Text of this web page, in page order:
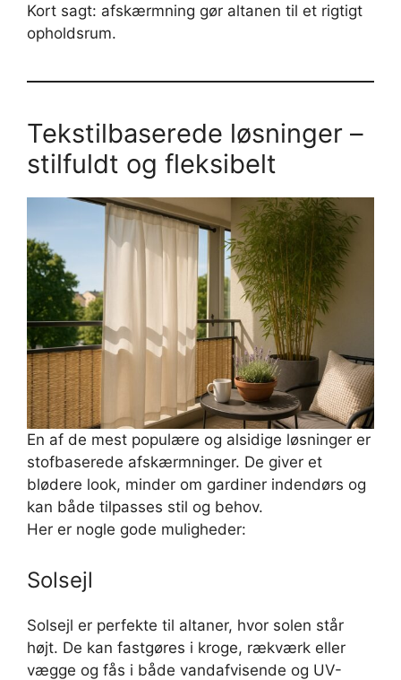
Kort sagt: afskærmning gør altanen til et rigtigt
opholdsrum.
Tekstilbaserede løsninger –
stilfuldt og fleksibelt
En af de mest populære og alsidige løsninger er
stofbaserede afskærmninger. De giver et
blødere look, minder om gardiner indendørs og
kan både tilpasses stil og behov.
Her er nogle gode muligheder:
Solsejl
Solsejl er perfekte til altaner, hvor solen står
højt. De kan fastgøres i kroge, rækværk eller
vægge og fås i både vandafvisende og UV-